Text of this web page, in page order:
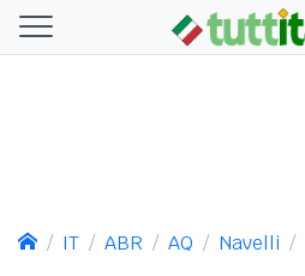
IT ABR AQ Navelli